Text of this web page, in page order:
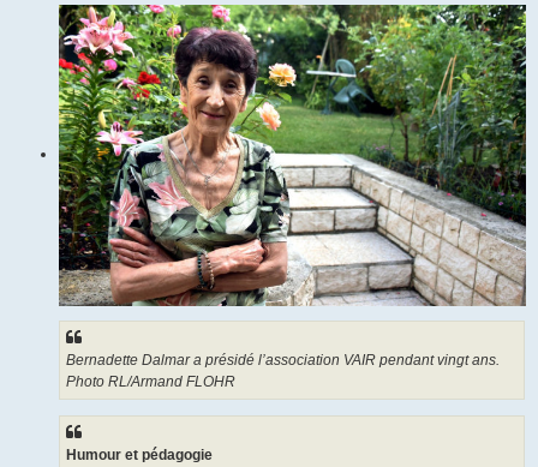
Bernadette Dalmar a présidé l’association VAIR pendant vingt ans.
Photo RL/Armand FLOHR
Humour et pédagogie